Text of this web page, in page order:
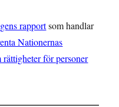
rapportsom handlar
Nationernas
för personer